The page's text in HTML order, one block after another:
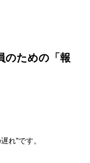
のための「報
れ”です。